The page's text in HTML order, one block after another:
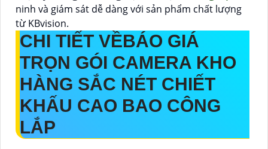
ninh và giám sát dễ dàng với sản phẩm chất lượng
từ KBvision.
CHI TIẾT VỀBÁO GIÁ
TRỌN GÓI CAMERA KHO
HÀNG SẮC NÉT CHIẾT
KHẤU CAO BAO CÔNG
LẮP